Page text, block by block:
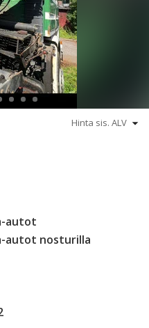
autot
autot nosturilla